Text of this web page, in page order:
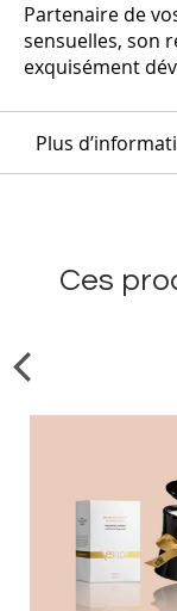
Partenaire de
sensuelles, son
exquisément
Plus
Ces